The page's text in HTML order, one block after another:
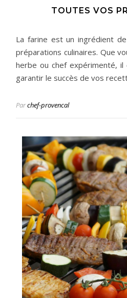
TOUTES VOS
La farine est un ingrédient
préparations culinaires. Que
herbe ou chef expérimenté,
garantir le succès de vos
Parchef-provencal